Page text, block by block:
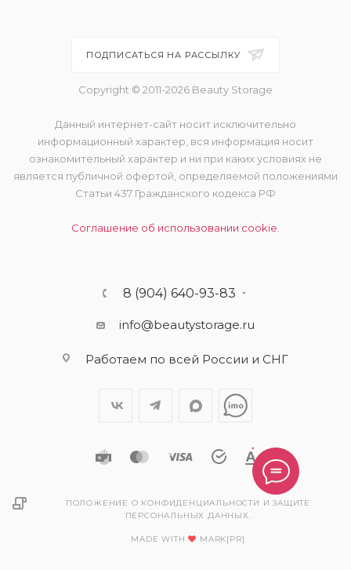
ПОДПИСАТЬСЯ НА РАССЫЛКУ
Copyright © 2011-2026 Beauty Storage
Данный интернет-сайт носит исключительно
информационный характер, вся информация носит
ознакомительный характер и ни при каких условиях не
является публичной офертой, определяемой положениями
Статьи 437 Гражданского кодекса РФ
Соглашение об использовании cookie.
8 (904) 640-93-83
info@beautystorage.ru
Работаем по всей России и СНГ
ПОЛОЖЕНИЕ О КОНФИДЕНЦИАЛЬНОСТИ И ЗАЩИТЕ
ПЕРСОНАЛЬНЫХ ДАННЫХ.
MADE WITH MARK[PR]